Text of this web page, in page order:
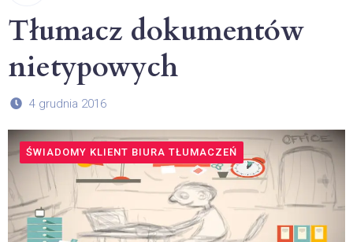
Tłumacz dokumentów
nietypowych
4 grudnia 2016
ŚWIADOMY KLIENT BIURA TŁUMACZEŃ